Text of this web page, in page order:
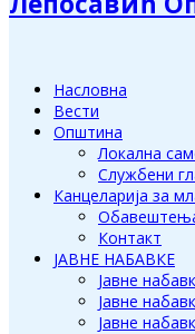
Насловна
Вести
Општина
Локална
Службени
Канцеларија за
Контакт
ЈАВНЕ НАБАВКЕ
Јавне
Јавне
Јавне